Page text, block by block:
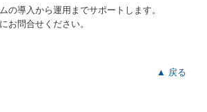
の導入から運用までサポートします。
お問合せください。
▲ 戻る